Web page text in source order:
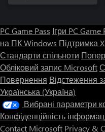
PC Game Pass Ігри PC Game
на ПК Windows Підтримка
Стандарти спільноти
Обліковий запис Microsoft
Повернення Відстеження
Українська (Україна)
Вибрані параметри
Конфіденційність
Contact Microsoft Privacy &